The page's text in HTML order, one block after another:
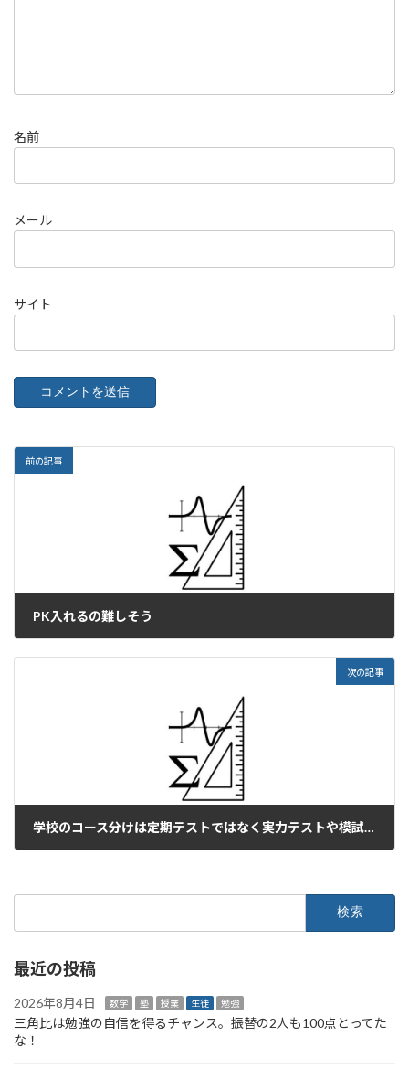
名前
メール
サイト
前の記事
PK入れるの難しそう
次の記事
学校のコース分けは定期テストではなく実力テストや模試の平均にしては？
最近の投稿
2026年8月4日 数学 塾 授業 生徒 勉強
三角比は勉強の自信を得るチャンス。振替の2人も100点とってた
な！